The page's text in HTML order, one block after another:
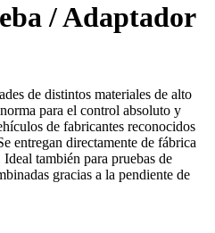
/ Adaptador
de distintos materiales de alto
para el control absoluto y
de fabricantes reconocidos
entregan directamente de fábrica
también para pruebas de
gracias a la pendiente de